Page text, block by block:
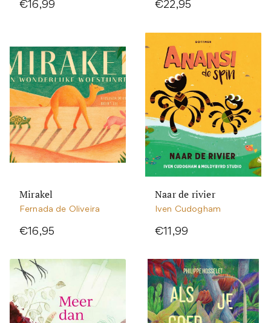
€16,99 €22,95
Mirakel
Fernada de Oliveira
€16,95
Naar de rivier
Iven Cudogham
€11,99